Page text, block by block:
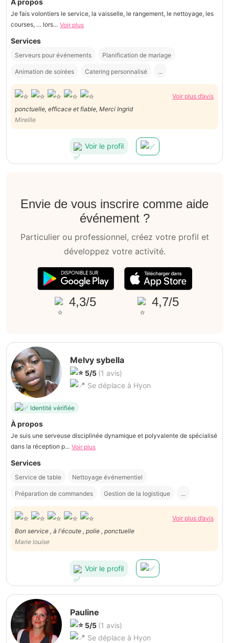
À propos
Je fais volontiers le service, la vaisselle, le rangement, le nettoyage, les
courses, … lors... Voir plus
Services
Serveurs pour événements Planification de mariage
Animation de soirées Catering personnalisé ...
Voir plus d’avis
ponctuelle, efficace et fiable, Merci Ingrid
Mireille
Voir le profil
Envie de vous inscrire comme aide
événement ?
Particulier ou professionnel, créez votre profil et
développez votre activité.
4,3/5 4,7/5
Melvy sybella
5/5 (1 avis)
Se déplace à Hyon
Identité vérifiée
À propos
Je suis une serveuse disciplinée dynamique et polyvalente de spécialisé
dans la réception p... Voir plus
Services
Service de table Nettoyage événementiel
Préparation de commandes Gestion de la logistique ...
Voir plus d’avis
Bon service , à l'écoute , polie , ponctuelle
Marie louise
Voir le profil
Pauline
5/5 (1 avis)
Se déplace à Hyon